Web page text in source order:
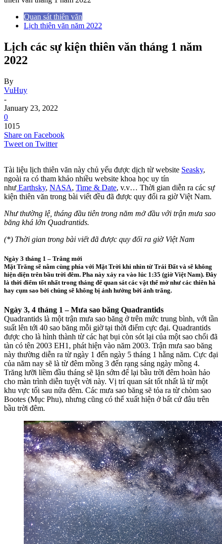
Quan sát thiên văn
Lịch thiên văn năm 2022
Lịch các sự kiện thiên văn tháng 1 năm
2022
By
VuHuy
-
January 23, 2022
0
1015
Share on Facebook
Tweet on Twitter
Tài liệu lịch thiên văn này chủ yếu được dịch từ website Seasky,
ngoài ra có tham khảo nhiều website khoa học uy tín
như Earthsky, NASA, Time & Date, v.v… Thời gian diễn ra các sự
kiện thiên văn trong bài viết đều đã được quy đổi ra giờ Việt Nam.
Như thường lệ, tháng đầu tiên trong năm mở đầu với trận mưa sao
băng khá lớn Quadrantids.
(*) Thời gian trong bài viết đã được quy đổi ra giờ Việt Nam
Ngày 3 tháng 1 – Trăng mới
Mặt Trăng sẽ nằm cùng phía với Mặt Trời khi nhìn từ Trái Đất và sẽ không
hiện diện trên bầu trời đêm. Pha này xảy ra vào lúc 1:35 (giờ Việt Nam). Đây
là thời điểm tốt nhất trong tháng để quan sát các vật thể mờ như các thiên hà
hay cụm sao bởi chúng sẽ không bị ảnh hưởng bởi ánh trăng.
Ngày 3, 4 tháng 1 – Mưa sao băng Quadrantids
Quadrantids là một trận mưa sao băng ở trên mức trung bình, với tần
suất lên tới 40 sao băng mỗi giờ tại thời điểm cực đại. Quadrantids
được cho là hình thành từ các hạt bụi còn sót lại của một sao chổi đã
tàn có tên 2003 EH1, phát hiện vào năm 2003. Trận mưa sao băng
này thường diễn ra từ ngày 1 đến ngày 5 tháng 1 hằng năm. Cực đại
của năm nay sẽ là từ đêm mồng 3 đến rạng sáng ngày mồng 4.
Trăng lưỡi liềm đầu tháng sẽ lặn sớm để lại bầu trời đêm hoàn hảo
cho màn trình diễn tuyệt vời này. Vị trí quan sát tốt nhất là từ một
khu vực tối sau nửa đêm. Các mưa sao băng sẽ tỏa ra từ chòm sao
Bootes (Mục Phu), nhưng cũng có thể xuất hiện ở bất cứ đâu trên
bầu trời đêm.